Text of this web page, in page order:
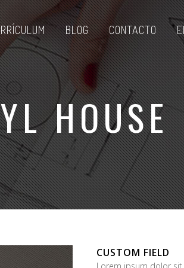
BLOG CONTACTO
HOUSE
CUSTOM FIELD